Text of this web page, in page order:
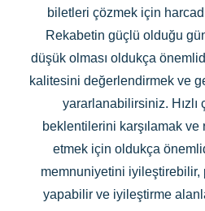
biletleri çözmek için
Rekabetin güçlü olduğu
düşük olması oldukça
kalitesini değerlendirmek ve
yararlanabilirsiniz. Hızlı
beklentilerini karşılamak ve
etmek için oldukça
memnuniyetini iyileştirebilir,
yapabilir ve iyileştirme